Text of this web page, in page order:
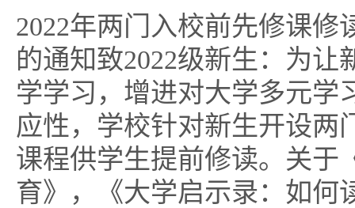
2022年两门入校前先修课修
的通知致2022级新生：为让
学学习，增进对大学多元学
应性，学校针对新生开设两
课程供学生提前修读。关于
育》，《大学启示录：如何